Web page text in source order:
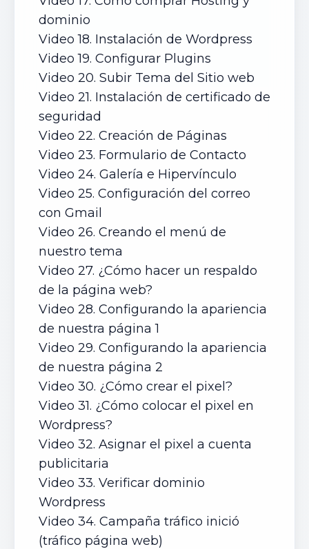
dominio
Video 18. Instalación de Wordpress
Video 19. Configurar Plugins
Video 20. Subir Tema del Sitio web
Video 21. Instalación de certificado de
seguridad
Video 22. Creación de Páginas
Video 23. Formulario de Contacto
Video 24. Galería e Hipervínculo
Video 25. Configuración del correo
con Gmail
Video 26. Creando el menú de
nuestro tema
Video 27. ¿Cómo hacer un respaldo
de la página web?
Video 28. Configurando la apariencia
de nuestra página 1
Video 29. Configurando la apariencia
de nuestra página 2
Video 30. ¿Cómo crear el pixel?
Video 31. ¿Cómo colocar el pixel en
Wordpress?
Video 32. Asignar el pixel a cuenta
publicitaria
Video 33. Verificar dominio
Wordpress
Video 34. Campaña tráfico inició
(tráfico página web)